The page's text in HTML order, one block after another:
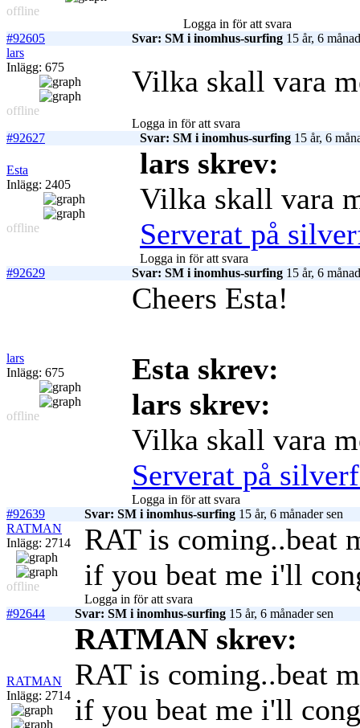
offline
Logga in för att svara
#92605
Svar: SM i inomhus-surfing 15 år, 6
lars
Inlägg: 675
offline
Vilka skall vara
Logga in för att svara
#92627
Svar: SM i inomhus-surfing 15 år, 6
Esta
Inlägg: 2405
offline
lars skrev:
Vilka skall vara
Serverat på
Logga in för att svara
#92629
Svar: SM i inomhus-surfing 15 år, 6
lars
Inlägg: 675
offline
Cheers Esta!
Esta skrev:
lars skrev:
Vilka skall vara
Serverat på
Logga in för att svara
#92639
Svar: SM i inomhus-surfing 15 år, 6 månader sen
RATMAN
Inlägg: 2714
offline
RAT is coming..beat
if you beat me i'll
Logga in för att svara
#92644
Svar: SM i inomhus-surfing 15 år, 6 månader sen
RATMAN
Inlägg: 2714
RATMAN skrev:
RAT is coming..beat
if you beat me i'll